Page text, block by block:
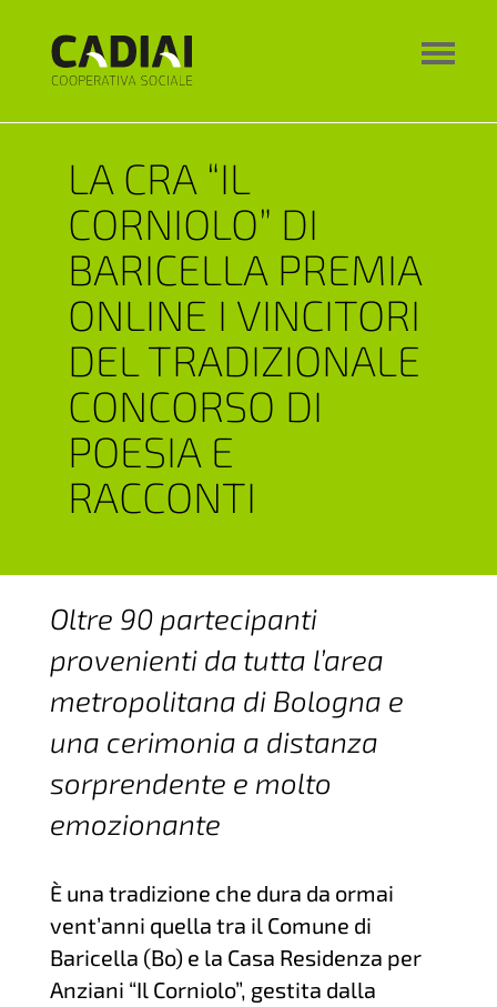
LA CRA “IL
CORNIOLO” DI
BARICELLA PREMIA
ONLINE I VINCITORI
DEL TRADIZIONALE
CONCORSO DI
POESIA E
RACCONTI
Oltre 90 partecipanti
provenienti da tutta l’area
metropolitana di Bologna e
una cerimonia a distanza
sorprendente e molto
emozionante
È una tradizione che dura da ormai
vent’anni quella tra il Comune di
Baricella (Bo) e la Casa Residenza per
Anziani “Il Corniolo”, gestita dalla